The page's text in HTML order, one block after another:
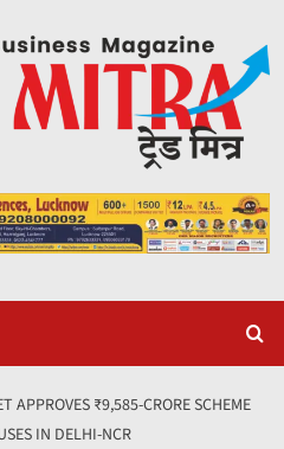
APPROVES ₹9,585-CRORE SCHEME
IN DELHI-NCR